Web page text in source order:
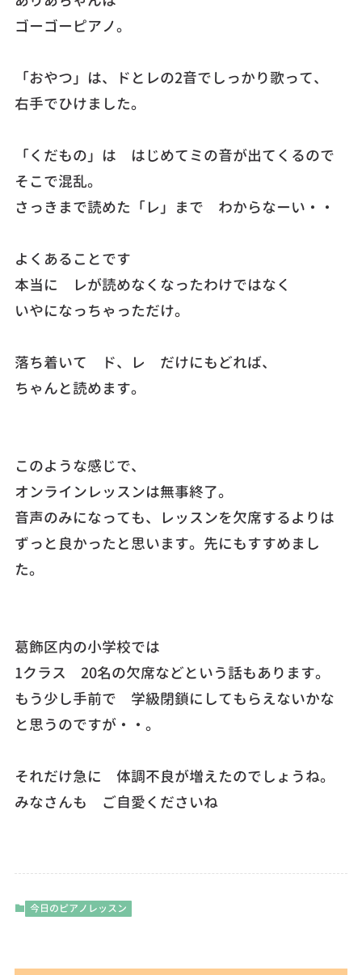
ゴーゴーピアノ。
「おやつ」は、ドとレの2音でしっかり歌って、
右手でひけました。
「くだもの」は はじめてミの音が出てくるので
そこで混乱。
さっきまで読めた「レ」まで わからなーい・・
よくあることです
本当に レが読めなくなったわけではなく
いやになっちゃっただけ。
落ち着いて ド、レ だけにもどれば、
ちゃんと読めます。
このような感じで、
オンラインレッスンは無事終了。
音声のみになっても、レッスンを欠席するよりは
ずっと良かったと思います。先にもすすめまし
た。
葛飾区内の小学校では
1クラス 20名の欠席などという話もあります。
もう少し手前で 学級閉鎖にしてもらえないかな
と思うのですが・・。
それだけ急に 体調不良が増えたのでしょうね。
みなさんも ご自愛くださいね
今日のピアノレッスン